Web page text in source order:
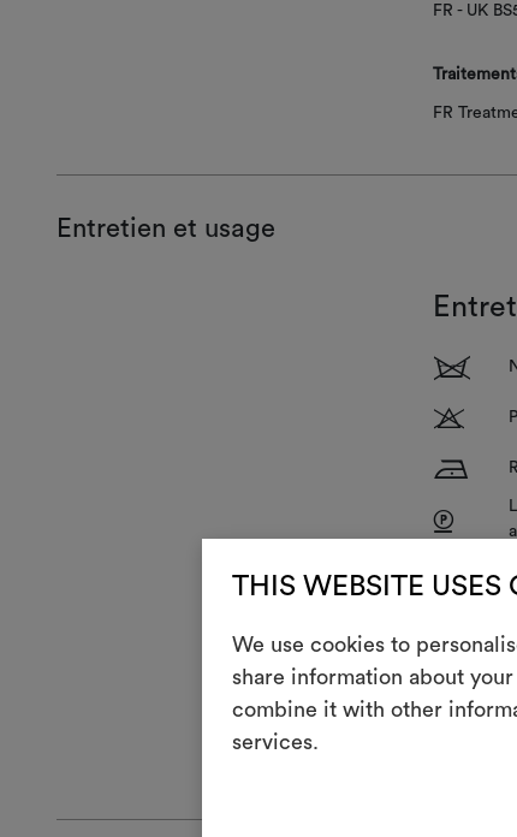
THIS WEBSITE USES
We use cookies to
share information about
combine it with other
services.
FR - UK
FR
Entretien et usage
1
T
H
P
V